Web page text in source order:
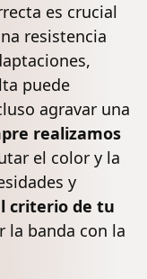
es crucial
resistencia
puede
agravar una
realizamos
el color y la
y
criterio de tu
la banda con la